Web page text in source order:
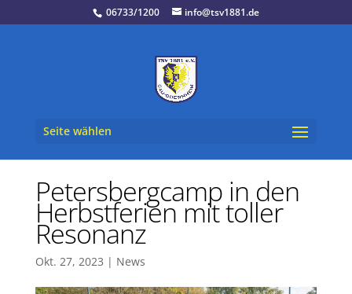
06733/1200 info@tsv1881.de
Seite wählen
Petersbergcamp in den
Herbstferien mit toller
Resonanz
Okt. 27, 2023 | News